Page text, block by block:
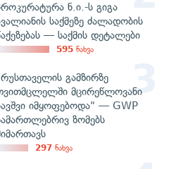
ნ.ი.-ს გიგა
საქმეზე ძალადობის
— საქმის დეტალები
595 ნახვა
გამზირზე
მცირეწლოვანი
იმყოფებოდა" — GWP
ზომებს
297 ნახვა